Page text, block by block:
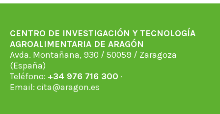
CENTRO DE INVESTIGACIÓN Y TECNOLOGÍA
AGROALIMENTARIA DE ARAGÓN
Avda. Montañana, 930 / 50059 / Zaragoza
(España)
Teléfono: +34 976 716 300 ·
Email: cita@aragon.es